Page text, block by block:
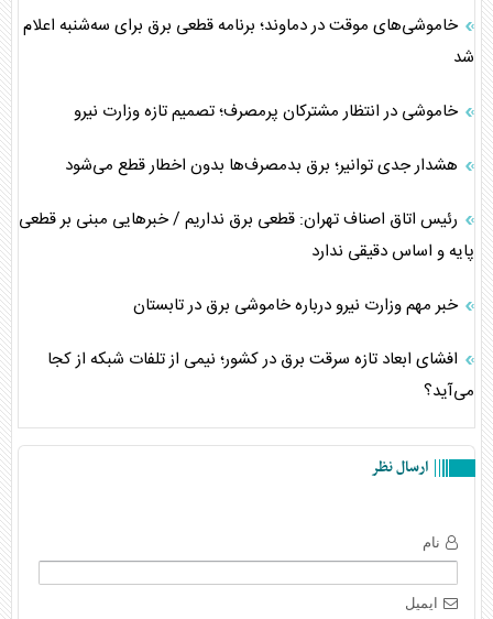
خاموشی‌های موقت در دماوند؛ برنامه قطعی برق برای سه‌شنبه اعلام
شد
خاموشی در انتظار مشترکان پرمصرف؛ تصمیم تازه وزارت نیرو
هشدار جدی توانیر؛ برق بدمصرف‌ها بدون اخطار قطع می‌شود
رئیس اتاق اصناف تهران: قطعی برق نداریم / خبرهایی مبنی بر قطعی
پایه و اساس دقیقی ندارد
خبر مهم وزارت نیرو درباره خاموشی برق در تابستان
افشای ابعاد تازه سرقت برق در کشور؛ نیمی از تلفات شبکه از کجا
می‌آید؟
ارسال نظر
نام
ایمیل